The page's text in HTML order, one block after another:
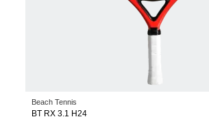
Beach Tennis
BT RX 3.1 H24